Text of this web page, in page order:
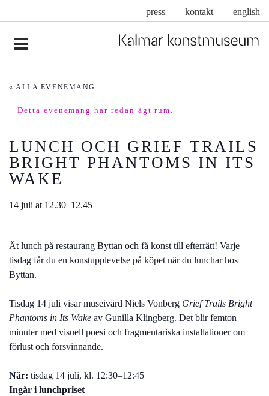
press kontakt english
« ALLA EVENEMANG
Detta evenemang har redan ägt rum.
LUNCH OCH GRIEF TRAILS
BRIGHT PHANTOMS IN ITS
WAKE
14 juli at 12.30–12.45
Ät lunch på restaurang Byttan och få konst till efterrätt! Varje
tisdag får du en konstupplevelse på köpet när du lunchar hos
Byttan.
Tisdag 14 juli visar museivärd Niels Vonberg Grief Trails Bright
Phantoms in Its Wake av Gunilla Klingberg. Det blir femton
minuter med visuell poesi och fragmentariska installationer om
förlust och försvinnande.
När: tisdag 14 juli, kl. 12:30–12:45
Ingår i lunchpriset